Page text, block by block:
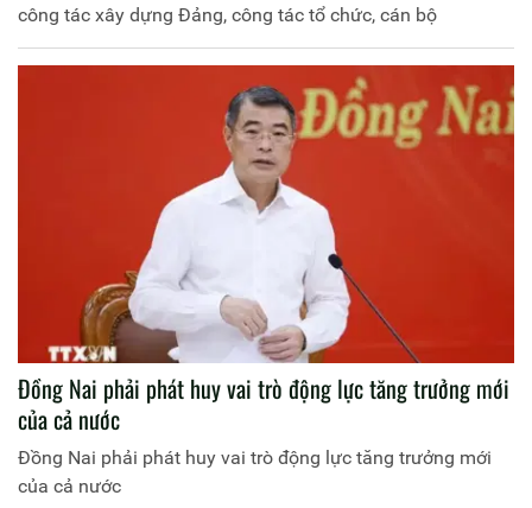
công tác xây dựng Đảng, công tác tổ chức, cán bộ
Đồng Nai phải phát huy vai trò động lực tăng trưởng mới
của cả nước
Đồng Nai phải phát huy vai trò động lực tăng trưởng mới
của cả nước